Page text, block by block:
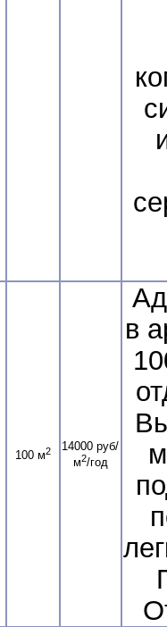
100 м2
14000 руб/
м2/год
в